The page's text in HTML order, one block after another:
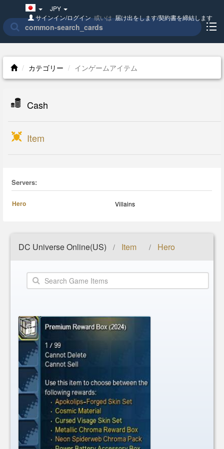
Japan(日
本
語)
JPY
サインイン/ログイン或いは届け出をします/契約書を締結します
カテゴリー インゲームアイテム
Cash
Item
Servers:
Hero Villains
DC Universe Online(US) / Item / Hero